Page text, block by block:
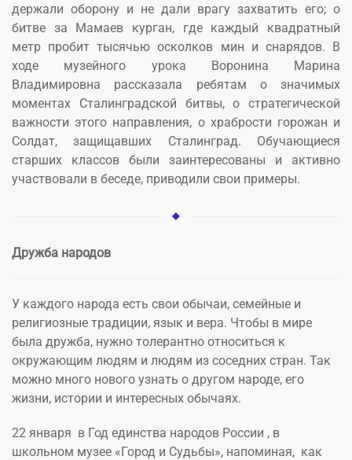
держали оборону и не дали врагу захватить его; о
битве за Мамаев курган, где каждый квадратный
метр пробит тысячью осколков мин и снарядов. В
ходе музейного урока Воронина Марина
Владимировна рассказала ребятам о значимых
моментах Сталинградской битвы, о стратегической
важности этого направления, о храбрости горожан и
Солдат, защищавших Сталинград. Обучающиеся
старших классов были заинтересованы и активно
участвовали в беседе, приводили свои примеры.
Дружба народов
У каждого народа есть свои обычаи, семейные и
религиозные традиции, язык и вера. Чтобы в мире
была дружба, нужно толерантно относиться к
окружающим людям и людям из соседних стран. Так
можно много нового узнать о другом народе, его
жизни, истории и интересных обычаях.
22 января в Год единства народов России , в
школьном музее «Город и Судьбы», напоминая, как